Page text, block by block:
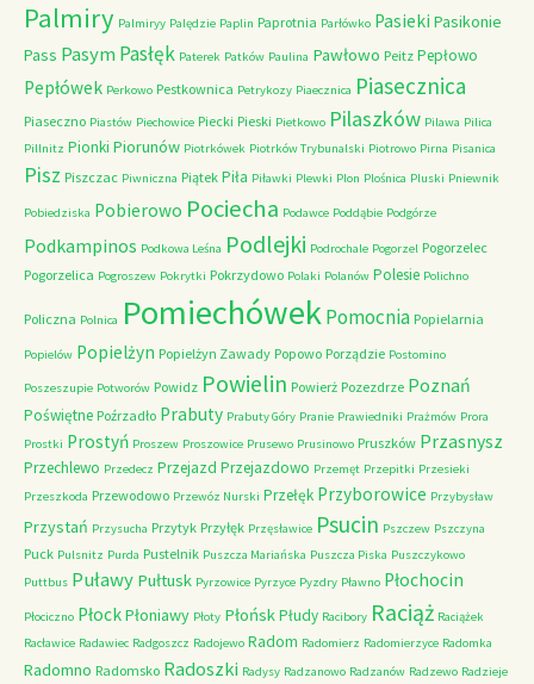
Palmiry Palmiryy Palędzie Paplin Paprotnia Parłówko Pasieki Pasikonie
Pass PasymPasłęk Paterek Patków Paulina Pawłowo Peitz Pepłowo
Pepłówek Perkowo Pestkownica Petrykozy Piaecznica Piasecznica
Piaseczno Piastów Piechowice Piecki Pieski Pietkowo Pilaszków Pilawa Pilica
Pillnitz Pionki Piorunów Piotrkówek Piotrków Trybunalski Piotrowo Pirna Pisanica
Pisz Piszczac Piwniczna Piątek Piła Piławki Plewki Plon Plośnica Pluski Pniewnik
Pobiedziska Pobierowo Pociecha Podawce Poddąbie Podgórze
Podkampinos Podkowa Leśna Podlejki Podrochale Pogorzel Pogorzelec
Pogorzelica Pogroszew Pokrytki Pokrzydowo Polaki Polanów Polesie Polichno
Policzna Polnica PomiechówekPomocnia Popielarnia
Popielów Popielżyn Popielżyn Zawady Popowo Porządzie Postomino
Poszeszupie Potworów Powidz Powielin Powierż Pozezdrze Poznań
Poświętne Poźrzadło Prabuty Prabuty Góry Pranie Prawiedniki Prażmów Prora
Prostki Prostyń Proszew Proszowice Prusewo Prusinowo Pruszków Przasnysz
Przechlewo Przedecz Przejazd Przejazdowo Przemęt Przepitki Przesieki
Przeszkoda Przewodowo Przewóz Nurski Przełęk Przyborowice Przybysław
Przystań Przysucha Przytyk Przyłęk Przęsławice Psucin Pszczew Pszczyna
Puck Pulsnitz Purda Pustelnik Puszcza Mariańska Puszcza Piska Puszczykowo
Puttbus Puławy Pułtusk Pyrzowice Pyrzyce Pyzdry Pławno Płochocin
Płociczno PłockPłoniawy Płoty PłońskPłudy Racibory Raciąż Raciążek
Racławice Radawiec Radgoszcz Radojewo Radom Radomierz Radomierzyce Radomka
Radomno Radomsko Radoszki Radysy Radzanowo Radzanów Radzewo Radzieje